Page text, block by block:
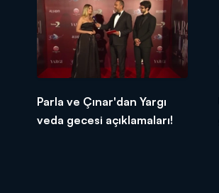
Parla ve Çınar'dan Yargı
veda gecesi açıklamaları!